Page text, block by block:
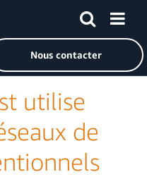
page d'accueil d'Amazon Web
Nous contacter
utilise
de